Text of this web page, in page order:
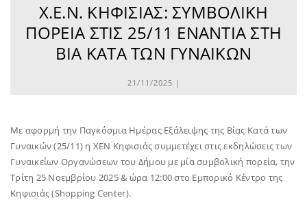
Χ.Ε.Ν. ΚΗΦΙΣΙΆΣ: ΣΥΜΒΟΛΙΚΉ
ΠΟΡΕΊΑ ΣΤΙΣ 25/11 ΕΝΆΝΤΙΑ ΣΤΗ
ΒΊΑ ΚΑΤΆ ΤΩΝ ΓΥΝΑΙΚΏΝ
21/11/2025 |
Με αφορμή την Παγκόσμια Ημέρας Εξάλειψης της Βίας Κατά των
Γυναικών (25/11) η ΧΕΝ Κηφισιάς συμμετέχει στις εκδηλώσεις των
Γυναικείων Οργανώσεων του Δήμου με μία συμβολική πορεία, την
Τρίτη 25 Νοεμβρίου 2025 & ώρα 12:00 στο Εμπορικό Κέντρο της
Κηφισιάς (Shopping Center).